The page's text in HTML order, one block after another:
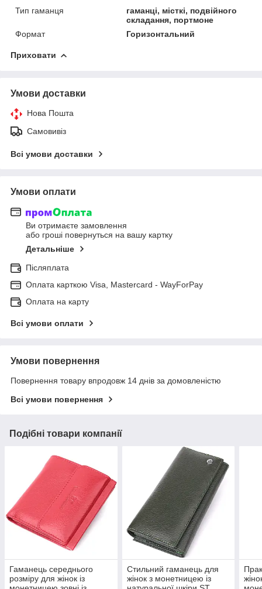
Тип гаманця
гаманці, місткі, подвійного
складання, портмоне
Формат
Горизонтальний
Приховати
Умови доставки
Нова Пошта
Самовивіз
Всі умови доставки
Умови оплати
Ви отримаєте замовлення
або гроші повернуться на вашу картку
Детальніше
Післяплата
Оплата карткою Visa, Mastercard - WayForPay
Оплата на карту
Всі умови оплати
Умови повернення
Повернення товару впродовж 14 днів за домовленістю
Всі умови повернення
Подібні товари компанії
Гаманець середнього
розміру для жінок із
Стильний гаманець для
жінок з монетницею із